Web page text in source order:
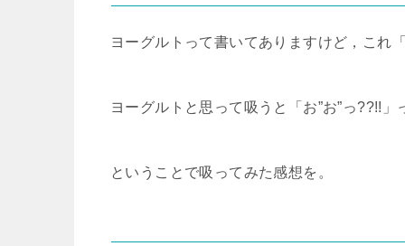
ヨーグルトって書いてありますけど，これ
ヨーグルトと思って吸うと「お”お”っ??!!
ということで吸ってみた感想を。